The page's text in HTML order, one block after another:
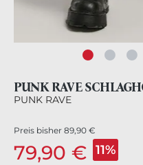
PUNK RAVE
PUNK RAVE
Preis bisher 89,90 €
79,90 € 11%